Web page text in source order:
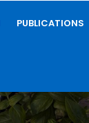
PUBLICATIONS